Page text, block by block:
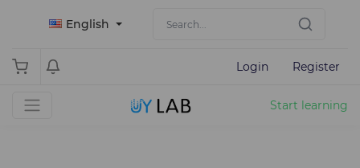
English
Login Register
Start learning